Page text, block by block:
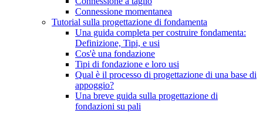
Connessione momentanea
Tutorial sulla progettazione di fondamenta
Una guida completa per costruire fondamenta:
Definizione, Tipi, e usi
Cos'è una fondazione
Tipi di fondazione e loro usi
Qual è il processo di progettazione di una base di
appoggio?
Una breve guida sulla progettazione di
fondazioni su pali